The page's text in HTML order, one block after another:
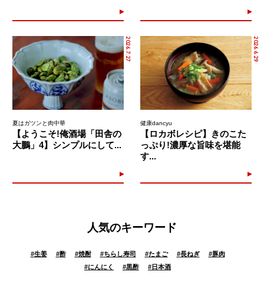
2026.7.27
夏はガツンと肉中華
【ようこそ!俺酒場「田舎の
大鵬」4】シンプルにして...
2026.6.29
健康dancyu
【ロカボレシピ】きのこた
っぷり!濃厚な旨味を堪能
す...
人気のキーワード
#生姜 #酢 #焼酎 #ちらし寿司 #たまご #長ねぎ #豚肉
#にんにく #黒酢 #日本酒